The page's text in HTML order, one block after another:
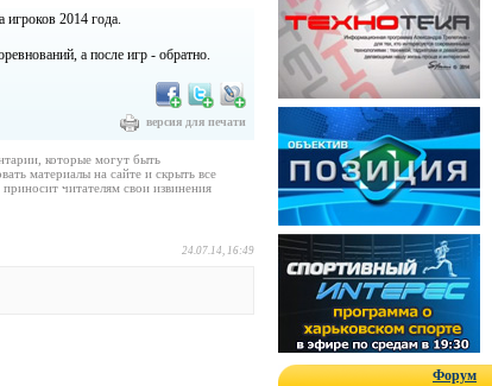
2014 года.
а после игр - обратно.
версия для печати
которые могут быть
материалы на сайте и скрыть все
читателям свои извинения
24.07.14, 16:49
Форум